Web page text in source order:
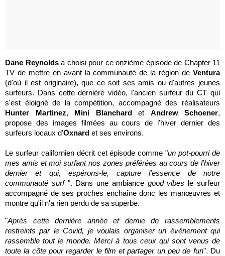
Dane Reynoldsa choisi pour ce onzième épisode de Chapter 11
TV de mettre en avant la communauté de la région de Ventura
(d'où il est originaire), que ce soit ses amis ou d'autres jeunes
surfeurs. Dans cette dernière vidéo, l'ancien surfeur du CT qui
s'est éloigné de la compétition, accompagné des réalisateurs
Hunter Martinez, Mini Blanchardet Andrew Schoener,
propose des images filmées au cours de l'hiver dernier des
surfeurs locaux d'Oxnard et ses environs.
Le surfeur californien décrit cet épisode comme "un pot-pourri de
mes amis et moi surfant nos zones préférées au cours de l'hiver
dernier et qui, espérons-le, capture l'essence de notre
communauté surf". Dans une ambiance good vibes le surfeur
accompagné de ses proches enchaîne donc les manœuvres et
montre qu'il n'a rien perdu de sa superbe.
"Après cette dernière année et demie de rassemblements
restreints par le Covid, je voulais organiser un événement qui
rassemble tout le monde. Merci à tous ceux qui sont venus de
toute la côte pour regarder le film et partager un peu de fun". Du